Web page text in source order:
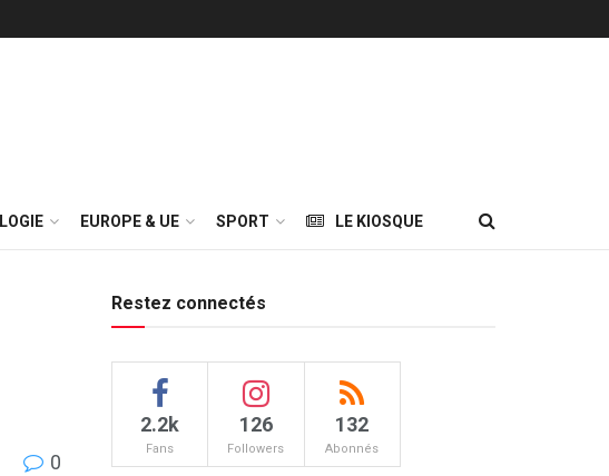
EUROPE & UE SPORT LE KIOSQUE
0
Restez connectés
2.2k
Fans
126
Followers
132
Abonnés